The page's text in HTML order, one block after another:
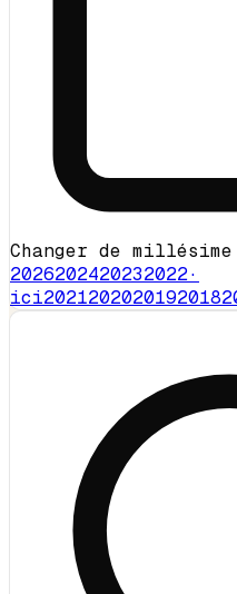
Changer de
2026202420232022·
ici2021202020192018